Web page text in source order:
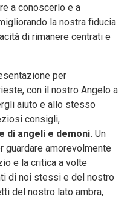
a conoscerlo e a
la nostra fiducia
di rimanere centrati e
per
con il nostro Angelo a
aiuto e allo stesso
consigli,
di angeli e demoni. Un
guardare amorevolmente
e la critica a volte
di noi stessi e del nostro
del nostro lato ambra,